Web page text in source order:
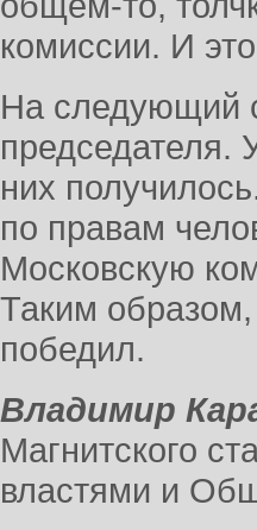
комиссии. И
На следующий
председателя.
них
по правам
Московскую
Таким образом,
победил.
Владимир
Магнитского
властями и